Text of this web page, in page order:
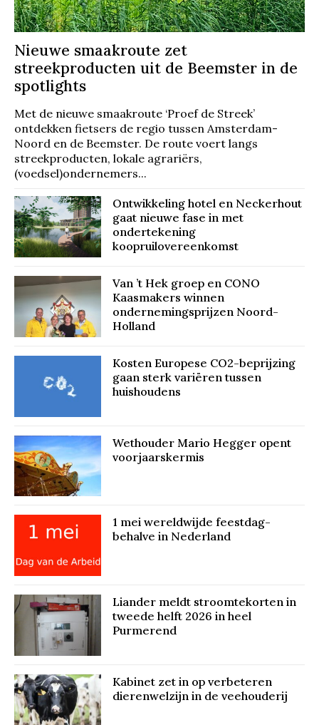
Nieuwe smaakroute zet
streekproducten uit de Beemster in de
spotlights
Met de nieuwe smaakroute ‘Proef de Streek’
ontdekken fietsers de regio tussen Amsterdam-
Noord en de Beemster. De route voert langs
streekproducten, lokale agrariërs,
(voedsel)ondernemers...
Ontwikkeling hotel en Neckerhout
gaat nieuwe fase in met
ondertekening
koopruilovereenkomst
Van ’t Hek groep en CONO
Kaasmakers winnen
ondernemingsprijzen Noord-
Holland
Kosten Europese CO2-beprijzing
gaan sterk variëren tussen
huishoudens
Wethouder Mario Hegger opent
voorjaarskermis
1 mei wereldwijde feestdag-
behalve in Nederland
Liander meldt stroomtekorten in
tweede helft 2026 in heel
Purmerend
Kabinet zet in op verbeteren
dierenwelzijn in de veehouderij